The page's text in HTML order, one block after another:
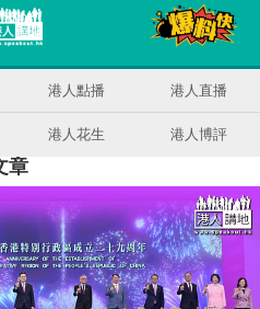
港人點播 港人直播
港人花生 港人博評
章